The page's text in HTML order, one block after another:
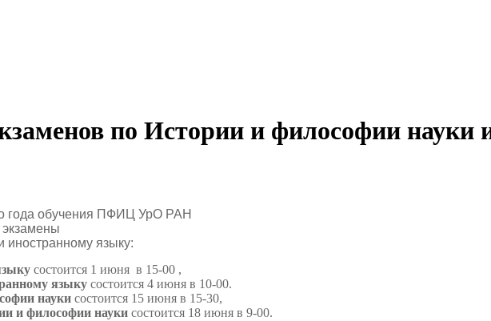
по Истории и философии науки
года обучения ПФИЦ УрО РАН
языку:
состоится 1 июня в 15-00 ,
языку состоится 4 июня в 10-00.
науки состоится 15 июня в 15-30,
и философии науки состоится 18 июня в 9-00.